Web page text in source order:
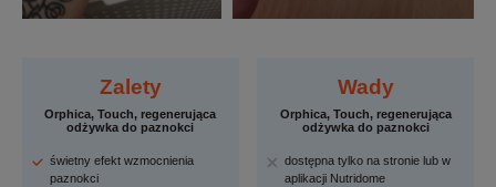
Zalety
Orphica, Touch, regenerująca
odżywka do paznokci
świetny efekt wzmocnienia
paznokci
Wady
Orphica, Touch, regenerująca
odżywka do paznokci
dostępna tylko na stronie lub w
aplikacji Nutridome